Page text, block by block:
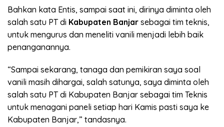
Bahkan kata Entis, sampai saat ini, dirinya diminta oleh
salah satu PT di Kabupaten Banjar sebagai tim teknis,
untuk mengurus dan meneliti vanili menjadi lebih baik
penanganannya.
“Sampai sekarang, tanaga dan pemikiran saya soal
vanili masih dihargai, salah satunya, saya diminta oleh
salah satu PT di Kabupaten Banjar sebagai tim Teknis
untuk menagani paneli setiap hari Kamis pasti saya ke
Kabupaten Banjar,” tandasnya.